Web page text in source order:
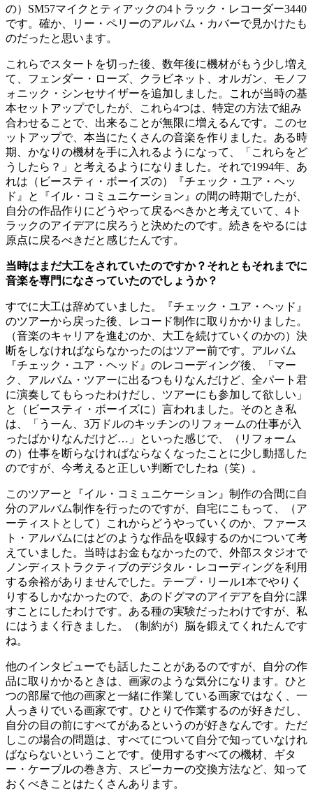
の）SM57マイクとティアックの4トラック・レコーダー3440
です。確か、リー・ペリーのアルバム・カバーで見かけたも
のだったと思います。
これらでスタートを切った後、数年後に機材がもう少し増え
て、フェンダー・ローズ、クラビネット、オルガン、モノフ
ォニック・シンセサイザーを追加しました。これが当時の基
本セットアップでしたが、これら4つは、特定の方法で組み
合わせることで、出来ることが無限に増えるんです。このセ
ットアップで、本当にたくさんの音楽を作りました。ある時
期、かなりの機材を手に入れるようになって、「これらをど
うしたら？」と考えるようになりました。それで1994年、あ
れは（ビースティ・ボーイズの）『チェック・ユア・ヘッ
ド』と『イル・コミュニケーション』の間の時期でしたが、
自分の作品作りにどうやって戻るべきかと考えていて、4ト
ラックのアイデアに戻ろうと決めたのです。続きをやるには
原点に戻るべきだと感じたんです。
当時はまだ大工をされていたのですか？それともそれまでに
音楽を専門になさっていたのでしょうか？
すでに大工は辞めていました。『チェック・ユア・ヘッド』
のツアーから戻った後、レコード制作に取りかかりました。
（音楽のキャリアを進むのか、大工を続けていくのかの）決
断をしなければならなかったのはツアー前です。アルバム
『チェック・ユア・ヘッド』のレコーディング後、「マー
ク、アルバム・ツアーに出るつもりなんだけど、全パート君
に演奏してもらったわけだし、ツアーにも参加して欲しい」
と（ビースティ・ボーイズに）言われました。そのとき私
は、「うーん、3万ドルのキッチンのリフォームの仕事が入
ったばかりなんだけど…」といった感じで、（リフォーム
の）仕事を断らなければならなくなったことに少し動揺した
のですが、今考えると正しい判断でしたね（笑）。
このツアーと『イル・コミュニケーション』制作の合間に自
分のアルバム制作を行ったのですが、自宅にこもって、（ア
ーティストとして）これからどうやっていくのか、ファース
ト・アルバムにはどのような作品を収録するのかについて考
えていました。当時はお金もなかったので、外部スタジオで
ノンディストラクティブのデジタル・レコーディングを利用
する余裕がありませんでした。テープ・リール1本でやりく
りするしかなかったので、あのドグマのアイデアを自分に課
すことにしたわけです。ある種の実験だったわけですが、私
にはうまく行きました。（制約が）脳を鍛えてくれたんです
ね。
他のインタビューでも話したことがあるのですが、自分の作
品に取りかかるときは、画家のような気分になります。ひと
つの部屋で他の画家と一緒に作業している画家ではなく、一
人っきりでいる画家です。ひとりで作業するのが好きだし、
自分の目の前にすべてがあるというのが好きなんです。ただ
しこの場合の問題は、すべてについて自分で知っていなけれ
ばならないということです。使用するすべての機材、ギタ
ー・ケーブルの巻き方、スピーカーの交換方法など、知って
おくべきことはたくさんあります。